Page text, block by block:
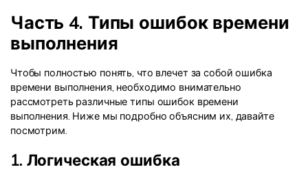
Часть 4. Типы ошибок времени
выполнения
Чтобы полностью понять, что влечет за собой ошибка
времени выполнения, необходимо внимательно
рассмотреть различные типы ошибок времени
выполнения. Ниже мы подробно объясним их, давайте
посмотрим.
1. Логическая ошибка